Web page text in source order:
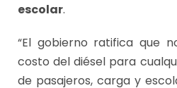
escolar.
“El gobierno ratifica que
costo del diésel para
de pasajeros, carga y